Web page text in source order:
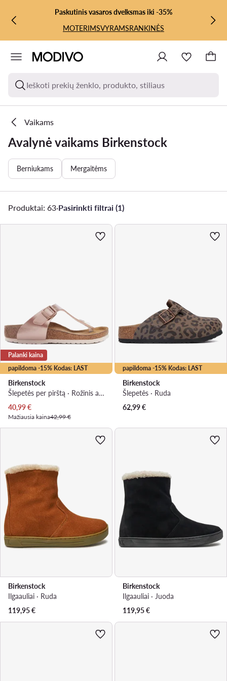
PEREITI PRIE PAGRINDINIO TURINIO
PEREITI Į PAIEŠKĄPaskutinis vasaros dvelksmas iki -35%
MOTERIMSVYRAMSRANKINĖS
Ieškoti prekių ženklo, produkto, stiliaus
Vaikams
Avalynė vaikams Birkenstock
Berniukams Mergaitėms
Produktai: 63·Pasirinkti filtrai (1)
papildoma -15% Kodas: LAST
Palanki kaina
Birkenstock
Šlepetės per pirštą · Rožinis auksas
Dabartinė kaina
40,99€
Mažiausia kaina42,99 €
papildoma -15% Kodas: LAST
Birkenstock
Šlepetės · Ruda
62,99€
Birkenstock
Ilgaauliai · Ruda
119,95€
Birkenstock
Ilgaauliai · Juoda
119,95€